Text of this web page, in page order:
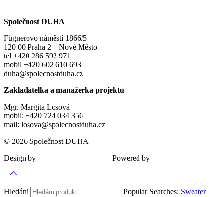
Společnost DUHA
Fügnerovo náměstí 1866/5
120 00 Praha 2 – Nové Město
tel +420 286 592 971
mobil +420 602 610 693
duha@spolecnostduha.cz
Zakladatelka a manažerka projektu
Mgr. Margita Losová
mobil: +420 724 034 356
mail: losova@spolecnostduha.cz
© 2026 Společnost DUHA
Design by
| Powered by
Hledání Popular Searches: Sweater